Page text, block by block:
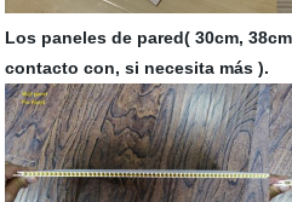
Los paneles de pared( 30cm,
contacto con, si necesita más ).